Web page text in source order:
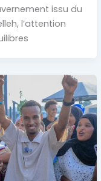
issu du
l’attention